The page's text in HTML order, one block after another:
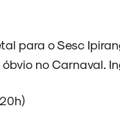
para o Sesc
no Carnaval.